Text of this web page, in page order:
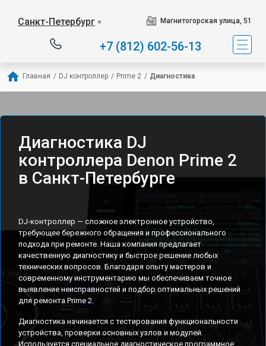
Санкт-Петербург ▼ Магнитогорская улица, 51
+7 (812) 602-56-13
Главная / DJ контроллер / Prime 2 / Диагностика
Диагностика DJ
контроллера Denon Prime 2
в Санкт-Петербурге
DJ-контроллер — сложное электронное устройство,
требующее бережного обращения и профессионального
подхода при ремонте. Наша компания предлагает
качественную диагностику и быстрое решение любых
технических вопросов. Благодаря опыту мастеров и
современному инструментарию мы обеспечиваем точное
выявление неисправностей и подбор оптимальных решений
для ремонта Prime 2.
Диагностика начинается с тестирования функциональности
устройства, проверки основных узлов и модулей.
Используется специальное диагностическое программное